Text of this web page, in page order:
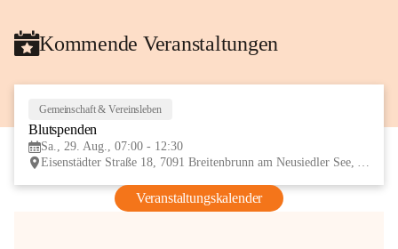
Kommende Veranstaltungen
Gemeinschaft & Vereinsleben
Blutspenden
Sa., 29. Aug., 07:00 - 12:30
Eisenstädter Straße 18, 7091 Breitenbrunn am Neusiedler See, AUT
Veranstaltungskalender